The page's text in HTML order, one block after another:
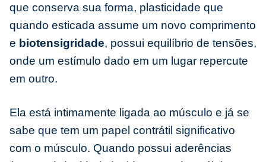
que conserva sua forma, plasticidade que
quando esticada assume um novo comprimento
e biotensigridade, possui equilíbrio de tensões,
onde um estímulo dado em um lugar repercute
em outro.
Ela está intimamente ligada ao músculo e já se
sabe que tem um papel contrátil significativo
com o músculo. Quando possui aderências